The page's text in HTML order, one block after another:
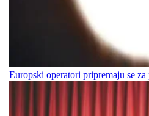
Europski operatori pripremaju se za